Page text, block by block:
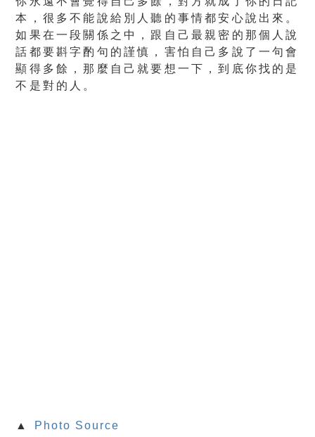
本，很多不能說給別人聽的事情都安心說出來。
如果在一段關係之中，跟自己最親密的那個人說
話都要斟字酌句的謹慎，害怕自己多說了一句會
顯得多餘，那麼自己就要想一下，到底你找的是
不是對的人。
▲ Photo Source